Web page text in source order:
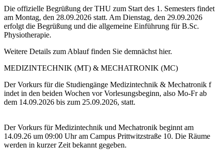
Die offizielle Begrüßung der THU zum Start des 1. Semesters findet
am Montag, den 28.09.2026 statt. Am Dienstag, den 29.09.2026
erfolgt die Begrüßung und die allgemeine Einführung für B.Sc.
Physiotherapie.
Weitere Details zum Ablauf finden Sie demnächst hier.
MEDIZINTECHNIK (MT) & MECHATRONIK (MC)
Der Vorkurs für die Studiengänge Medizintechnik & Mechatronik f​
indet​ in den beiden Wochen vor Vorlesungsbeginn, also Mo-Fr ab
dem 14.09.2026 bis zum ​25.09.2026, statt.
Der Vorkurs für Medizintechnik und Mechatronik beginnt am
14.09.26 um 09:00 Uhr am Campus Prittwitzstraße 10. Die Räume
werden in kurzer Zeit bekannt gegeben.